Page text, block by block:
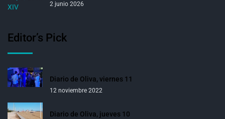
2 junio 2026
Editor’s Pick
Diario de Oliva, viernes 11
12 noviembre 2022
Diario de Oliva, jueves 10